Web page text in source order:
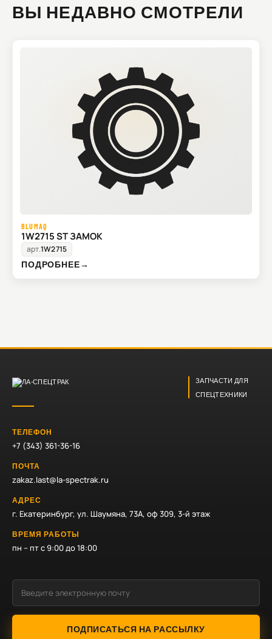
ВЫ НЕДАВНО СМОТРЕЛИ
BLUMAQ
1W2715 ST ЗАМОК
арт.1W2715
ПОДРОБНЕЕ→
ЗАПЧАСТИ ДЛЯ
СПЕЦТЕХНИКИ
ТЕЛЕФОН
+7 (343) 361-36-16
ПОЧТА
zakaz.last@la-spectrak.ru
АДРЕС
г. Екатеринбург, ул. Шаумяна, 73А, оф 309, 3-й этаж
ВРЕМЯ РАБОТЫ
пн – пт с 9:00 до 18:00
ПОДПИСАТЬСЯ НА РАССЫЛКУ